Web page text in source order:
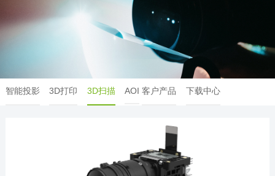
智能投影 3D打印 3D扫描 AOI 客户产品 下载中心